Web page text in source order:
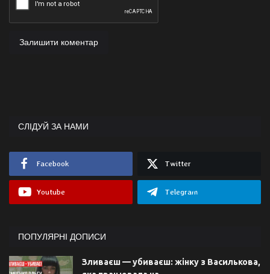
Залишити коментар
СЛІДУЙ ЗА НАМИ
Facebook Twitter
Youtube Telegram
ПОПУЛЯРНІ ДОПИСИ
Зливаєш — убиваєш: жінку з Василькова,